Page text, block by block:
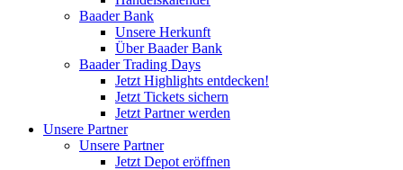
Baader Bank
Unsere Herkunft
Über Baader Bank
Baader Trading Days
Jetzt Highlights entdecken!
Jetzt Tickets sichern
Jetzt Partner werden
Unsere Partner
Unsere Partner
Jetzt Depot eröffnen